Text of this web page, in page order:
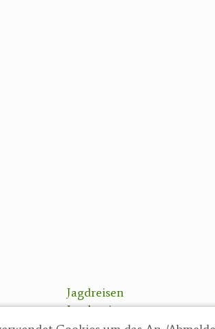
Jagdreisen
Jagdreviere